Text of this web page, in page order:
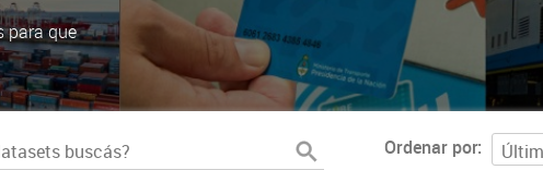
para que
Ordenar por